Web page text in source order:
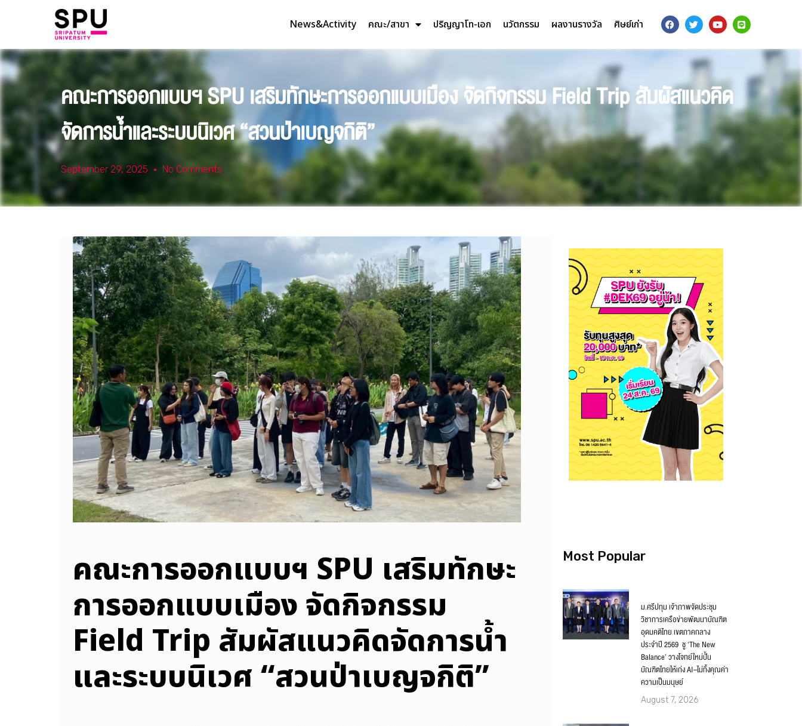
News&Activity คณะ/สาขา ปริญญาโท-เอก นวัตกรรม ผลงานรางวัล ศิษย์เก่า
คณะการออกแบบฯ SPU เสริมทักษะการออกแบบเมือง จัดกิจกรรม Field Trip สัมผัสแนวคิด
จัดการน้ำและระบบนิเวศ “สวนป่าเบญจกิติ”
September 29, 2025 No Comments
คณะการออกแบบฯ SPU เสริมทักษะ
การออกแบบเมือง จัดกิจกรรม
Field Trip สัมผัสแนวคิดจัดการน้ำ
และระบบนิเวศ “สวนป่าเบญจกิติ”
Most Popular
ม.ศรีปทุม เจ้าภาพจัดประชุม
วิชาการเครือข่ายพัฒนาบัณฑิต
อุดมคติไทย เขตภาคกลาง
ประจำปี 2569 ชู ‘The New
Balance’ วางโจทย์ใหม่ปั้น
บัณฑิตไทยให้เก่ง AI–ไม่ทิ้งคุณค่า
ความเป็นมนุษย์
August 7, 2026